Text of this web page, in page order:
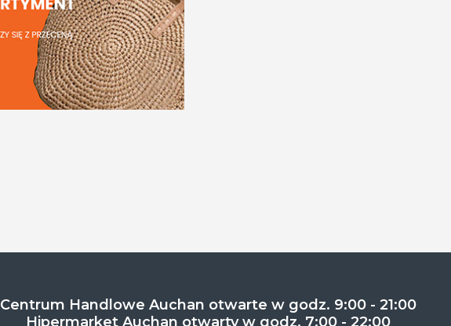
Centrum Handlowe Auchan otwarte w godz. 9:00 - 21:00
Hipermarket Auchan otwarty w godz. 7:00 - 22:00